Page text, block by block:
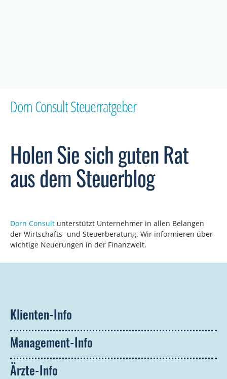
Dorn Consult Steuerratgeber
Holen Sie sich guten Rat
aus dem Steuerblog
Dorn Consult unterstützt Unternehmer in allen Belangen
der Wirtschafts- und Steuerberatung. Wir informieren über
wichtige Neuerungen in der Finanzwelt.
Klienten-Info
Management-Info
Ärzte-Info